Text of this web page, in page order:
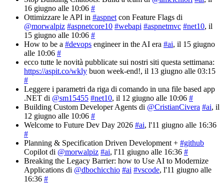
16 giugno alle 10:06 #
Ottimizzare le API in #aspnet con Feature Flags di
@morwalpiz #aspnetcore10 #webapi #aspnetmvc #net10, il
15 giugno alle 10:06 #
How to be a #devops engineer in the AI era #ai, il 15 giugno
alle 10:06 #
ecco tutte le novità pubblicate sui nostri siti questa settimana:
https://aspit.co/wkly buon week-end!, il 13 giugno alle 03:15
#
Leggere i parametri da riga di comando in una file based app
.NET di @sm15455 #net10, il 12 giugno alle 10:06 #
Building Custom Developer Agents di @CristianCivera #ai, il
12 giugno alle 10:06 #
Welcome to Future Dev Day 2026 #ai, l'11 giugno alle 16:36
#
Planning & Specification Driven Development + #github
Copilot di @morwalpiz #ai, l'11 giugno alle 16:36 #
Breaking the Legacy Barrier: how to Use AI to Modernize
Applications di @dbochicchio #ai #vscode, l'11 giugno alle
16:36 #